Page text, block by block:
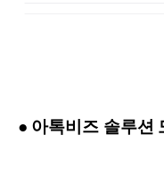
● 아톡비즈 솔루션